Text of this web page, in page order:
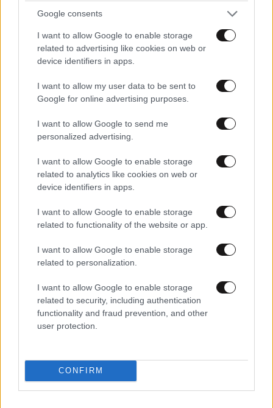
Google consents
I want to allow Google to enable storage
related to advertising like cookies on web or
device identifiers in apps.
I want to allow my user data to be sent to
Google for online advertising purposes.
I want to allow Google to send me
personalized advertising.
I want to allow Google to enable storage
related to analytics like cookies on web or
device identifiers in apps.
I want to allow Google to enable storage
related to functionality of the website or app.
I want to allow Google to enable storage
related to personalization.
I want to allow Google to enable storage
related to security, including authentication
functionality and fraud prevention, and other
user protection.
CONFIRM
Βέβαια, και άντρες.
– Βλέπουμε και τη θηλυκή πλευρά που ενδεχομένως
έχει ένας άνδρας και την αρσενική πλευρά μίας
γυναίκας;
Ο Μύλλερ έχει γράψει καθαρά το έργο με το
αρσενικό να συμπληρώνει το θηλυκό και το
αντίθετο. Πιστεύω ότι όλοι μέσα μας έχουμε ένα
ποσοστό περισσότερο αντρικό κι ένα ποσοστό
γυναικείο, θηλυκό. Κάποιοι άνδρες έχουν
αρσενικό. Κάποιες γυναίκες περισσότερο αρσενικό
και λιγότερο θηλυκό. Ο καθένας έτσι όπως είναι
φτιαγμένος από τη φύση ή έχει μεγαλώσει, τα
βιώματά του, το ποσοστό είναι ανάλογα με αυτά. Κι
εγώ ερμηνεύοντας αυτόν τον ρόλο, βρίσκω την
θηλυκή μου πλευρά.
– Είναι ένας ρόλος πρόκληση; Απευθύνεστε στο
Όλες οι κοινωνίες, σε όλα τα κράτη έχουν